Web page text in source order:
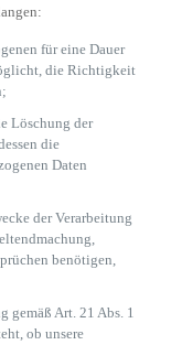
für eine Dauer
die Richtigkeit
Löschung der
die
Daten
der Verarbeitung
benötigen,
gemäß Art. 21 Abs. 1
ob unsere